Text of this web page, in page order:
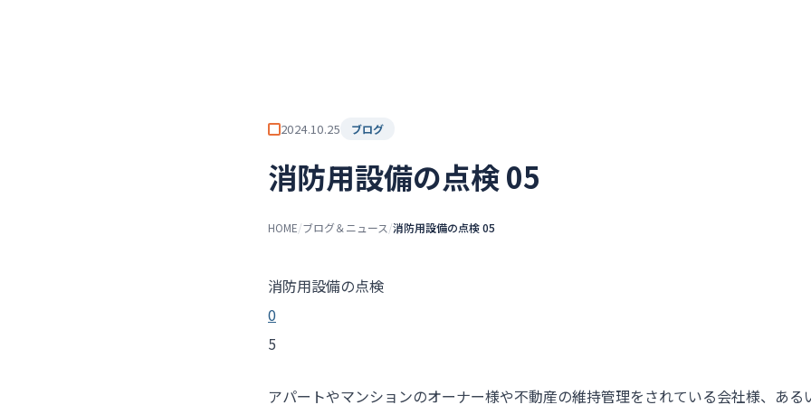
2024.10.25 ブログ
消防用設備の点検 05
HOME/ブログ＆ニュース/消防用設備の点検 05
消防用設備の点検
0
5
アパートやマンションのオーナー様や不動産の維持管理をされている会社様、ある